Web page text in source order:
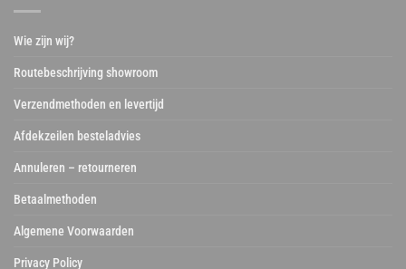
Wie zijn wij?
Routebeschrijving showroom
Verzendmethoden en levertijd
Afdekzeilen besteladvies
Annuleren – retourneren
Betaalmethoden
Algemene Voorwaarden
Privacy Policy